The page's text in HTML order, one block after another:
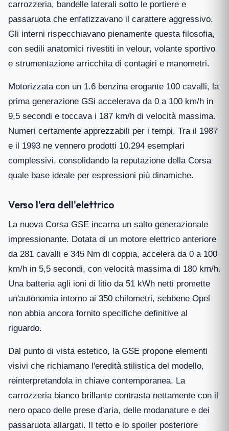
carrozzeria, bandelle laterali sotto le portiere e
passaruota che enfatizzavano il carattere aggressivo.
Gli interni rispecchiavano pienamente questa filosofia,
con sedili anatomici rivestiti in velour, volante sportivo
e strumentazione arricchita di contagiri e manometri.
Motorizzata con un 1.6 benzina erogante 100 cavalli, la
prima generazione GSi accelerava da 0 a 100 km/h in
9,5 secondi e toccava i 187 km/h di velocità massima.
Numeri certamente apprezzabili per i tempi. Tra il 1987
e il 1993 ne vennero prodotti 10.294 esemplari
complessivi, consolidando la reputazione della Corsa
quale base ideale per espressioni più dinamiche.
Verso l'era dell'elettrico
La nuova Corsa GSE incarna un salto generazionale
impressionante. Dotata di un motore elettrico anteriore
da 281 cavalli e 345 Nm di coppia, accelera da 0 a 100
km/h in 5,5 secondi, con velocità massima di 180 km/h.
Una batteria agli ioni di litio da 51 kWh netti promette
un'autonomia intorno ai 350 chilometri, sebbene Opel
non abbia ancora fornito specifiche definitive al
riguardo.
Dal punto di vista estetico, la GSE propone elementi
visivi che richiamano l'eredità stilistica del modello,
reinterpretandola in chiave contemporanea. La
carrozzeria bianco brillante contrasta nettamente con il
nero opaco delle prese d'aria, delle modanature e dei
passaruota allargati. Il tetto e lo spoiler posteriore